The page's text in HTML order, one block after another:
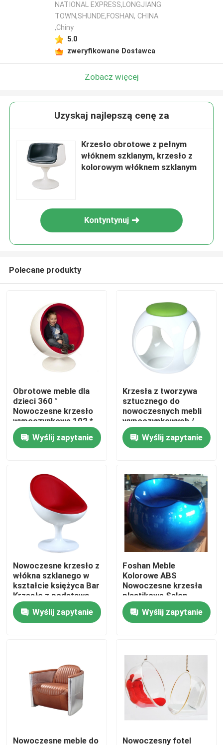
Produkty
O nas
Wycieczka po fabryce
Kontrola jakości
Skontaktuj się z nami
Nowoczesne krzesło do siedzenia
Nowoczesne krzesło rekreacyjne
Nowoczesne krzesło restauracyjne
NATIONAL EXPRESS,LONGJIANG
TOWN,SHUNDE,FOSHAN, CHINA
,Chiny
5.0
zweryfikowane Dostawca
Zobacz więcej
Uzyskaj najlepszą cenę za
Krzesło obrotowe z pełnym
włóknem szklanym, krzesło z
kolorowym włóknem szklanym
Kontyntynuj
Polecane produkty
Obrotowe meble dla
dzieci 360 °
Nowoczesne krzesło
wypoczynkowe 102 *
90 * 120cm
Wyślij zapytanie
Krzesła z tworzywa
sztucznego do
nowoczesnych mebli
wypoczynkowych /
stojących
Wyślij zapytanie
Nowoczesne krzesło z
włókna szklanego w
kształcie księżyca Bar
Krzesło z podstawą
obrotową 60 * 64 * 80
cm
Wyślij zapytanie
Foshan Meble
Kolorowe ABS
Nowoczesne krzesła
plastikowe Salon
krzesła
Wyślij zapytanie
Nowoczesne meble do Nowoczesny fotel